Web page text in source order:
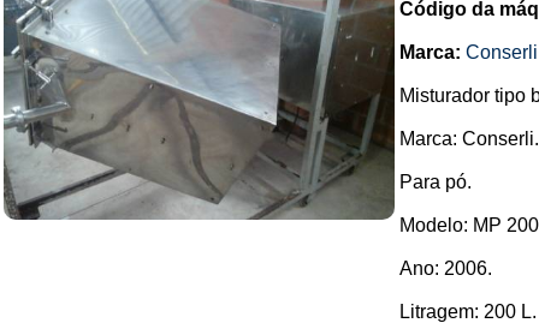
Código da
Marca: Conserli
Misturador tipo
Marca: Conserli.
Para pó.
Modelo: MP
Ano: 2006.
Litragem: 200 L.